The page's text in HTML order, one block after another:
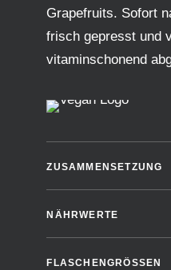
Grapefruits. Sofort
frisch gepresst und
vitaminschonend
ZUSAMMENSETZUNG
NÄHRWERTE
FLASCHENGRÖSSEN